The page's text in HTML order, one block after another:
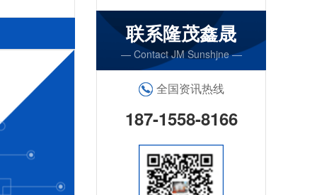
联系隆茂鑫晟
— Contact JM Sunshjne —
全国资讯热线
187-1558-8166